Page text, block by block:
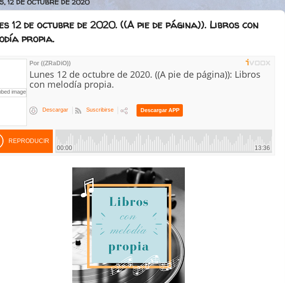
12 DE OCTUBRE DE 2020
12 de octubre de 2020. ((A pie de página)). Libros con
propia.